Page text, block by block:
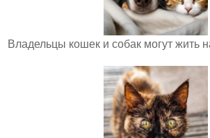
Владельцы кошек и собак могут жить